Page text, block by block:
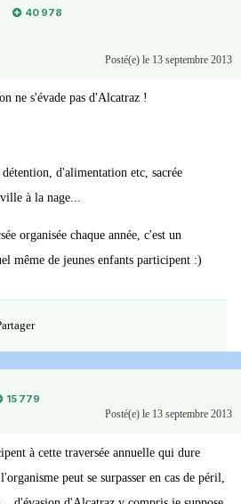
40 978
Posté(e) le 13 septembre 2013
ne s'évade pas d'Alcatraz !
d'alimentation etc, sacrée
à la nage...
organisée chaque année, c'est un
même de jeunes enfants participent :)
15 779
Posté(e) le 13 septembre 2013
à cette traversée annuelle qui dure
peut se surpasser en cas de péril,